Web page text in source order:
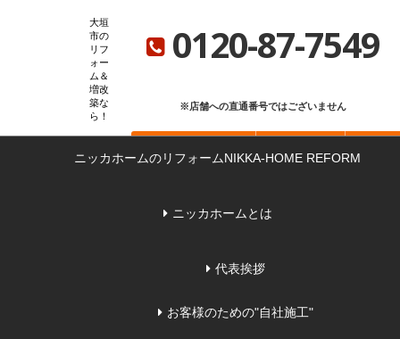
大垣
市の
リフ
ォー
ム＆
増改
築な
ら
0120-87-7549
※店舗への直通番号ではございません
ニッカホームのリフォームNIKKA-HOME REFORM
ニッカホームとは
代表挨拶
お客様のための"自社施工"